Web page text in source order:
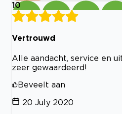
10
Vertrouwd
Alle aandacht, service en
zeer gewaardeerd!
Beveelt aan
20 July 2020